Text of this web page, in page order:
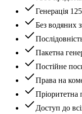
Генерація
Без водяних
Пакетна
Постійне
Права на
Пріоритетна
Доступ до